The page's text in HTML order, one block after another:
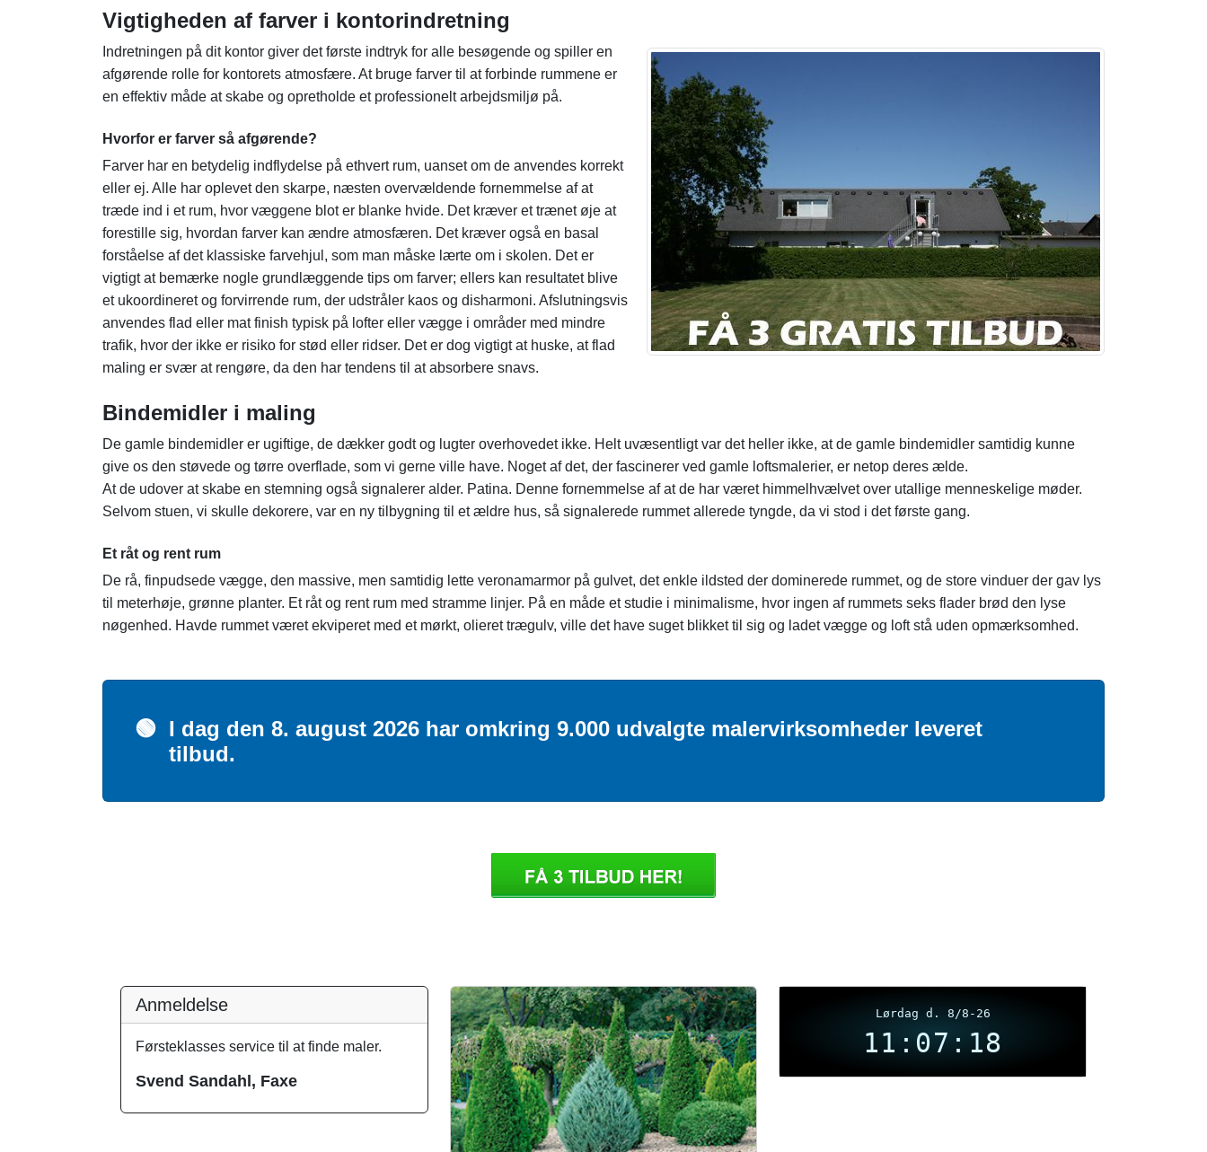
Vigtigheden af farver i kontorindretning
Indretningen på dit kontor giver det første indtryk for alle besøgende og spiller en
afgørende rolle for kontorets atmosfære. At bruge farver til at forbinde rummene er
en effektiv måde at skabe og opretholde et professionelt arbejdsmiljø på.
Hvorfor er farver så afgørende?
Farver har en betydelig indflydelse på ethvert rum, uanset om de anvendes korrekt
eller ej. Alle har oplevet den skarpe, næsten overvældende fornemmelse af at
træde ind i et rum, hvor væggene blot er blanke hvide. Det kræver et trænet øje at
forestille sig, hvordan farver kan ændre atmosfæren. Det kræver også en basal
forståelse af det klassiske farvehjul, som man måske lærte om i skolen. Det er
vigtigt at bemærke nogle grundlæggende tips om farver; ellers kan resultatet blive
et ukoordineret og forvirrende rum, der udstråler kaos og disharmoni. Afslutningsvis
anvendes flad eller mat finish typisk på lofter eller vægge i områder med mindre
trafik, hvor der ikke er risiko for stød eller ridser. Det er dog vigtigt at huske, at flad
maling er svær at rengøre, da den har tendens til at absorbere snavs.
Bindemidler i maling
De gamle bindemidler er ugiftige, de dækker godt og lugter overhovedet ikke. Helt uvæsentligt var det heller ikke, at de gamle bindemidler samtidig kunne
give os den støvede og tørre overflade, som vi gerne ville have. Noget af det, der fascinerer ved gamle loftsmalerier, er netop deres ælde.
At de udover at skabe en stemning også signalerer alder. Patina. Denne fornemmelse af at de har været himmelhvælvet over utallige menneskelige møder.
Selvom stuen, vi skulle dekorere, var en ny tilbygning til et ældre hus, så signalerede rummet allerede tyngde, da vi stod i det første gang.
Et råt og rent rum
De rå, finpudsede vægge, den massive, men samtidig lette veronamarmor på gulvet, det enkle ildsted der dominerede rummet, og de store vinduer der gav lys
til meterhøje, grønne planter. Et råt og rent rum med stramme linjer. På en måde et studie i minimalisme, hvor ingen af rummets seks flader brød den lyse
nøgenhed. Havde rummet været ekviperet med et mørkt, olieret trægulv, ville det have suget blikket til sig og ladet vægge og loft stå uden opmærksomhed.
🟢 I dag den 8. august 2026 har omkring 9.000 udvalgte malervirksomheder leveret
tilbud.
Anmeldelse
Førsteklasses service til at finde maler.
Svend Sandahl, Faxe
Lørdag d. 8/8-26
11:07:19